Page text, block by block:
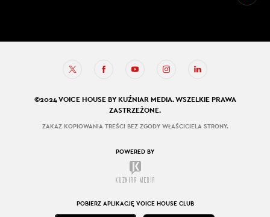
©2024 VOICE HOUSE BY KUŹNIAR MEDIA. WSZELKIE PRAWA
ZASTRZEŻONE.
ZAKAZ KOPIOWANIA TREŚCI BEZ ZGODY WŁAŚCICIELA STRONY.
POWERED BY
POBIERZ APLIKACJĘ VOICE HOUSE CLUB